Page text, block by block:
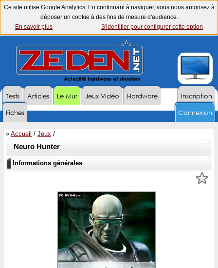
Ce site utilise Google Analytics. En continuant à naviguer, vous nous autorisez à
déposer un cookie à des fins de mesure d'audience.
En savoir plus
S'identifier pour configurer cette option
Inscription
Tests Articles Le Mur Jeux Vidéo
Hardware
Fiches
Connexion
» Accueil / Jeux /
Neuro Hunter
Informations générales